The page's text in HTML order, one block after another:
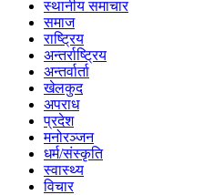
स्थानीय समाचार
समाज
राष्ट्रिय
अन्तर्राष्ट्रिय
अन्तर्वार्ता
खेलकुद
अपराध
प्रदेश
मनोरञ्जन
धर्म/संस्कृति
स्वास्थ्य
विचार